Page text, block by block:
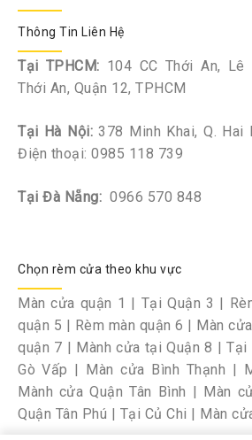
Thông Tin Liên Hệ
Tại TPHCM: 104 CC Thới An, Lê
Thới An, Quận 12, TPHCM
Tại Hà Nội:378 Minh Khai, Q. Hai
Điện thoại: 0985 118 739
Tại Đà Nẵng: 0966 570 848
Chọn rèm cửa theo khu vực
Màn cửa quận 1 Tại Quận 3
quận 5
Rèm màn quận 6 Màn
quận 7
Mành cửa tại Quận 8 Tại
Gò Vấp
Màn cửa Bình Thạnh
Mành cửa Quận Tân Bình
Màn
Quận Tân Phú
Tại Củ Chi Màn